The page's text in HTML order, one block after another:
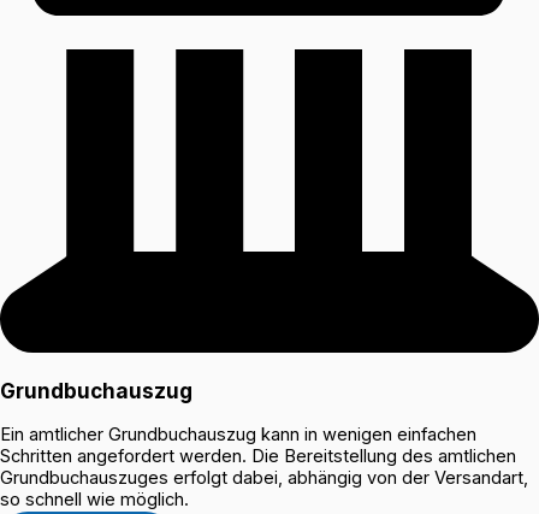
Grundbuchauszug
Ein amtlicher Grundbuchauszug kann in wenigen einfachen
Schritten angefordert werden. Die Bereitstellung des amtlichen
Grundbuchauszuges erfolgt dabei, abhängig von der Versandart,
so schnell wie möglich.